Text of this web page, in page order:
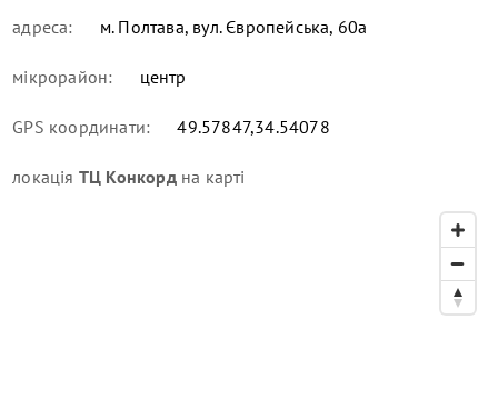
адреса: м. Полтава, вул. Європейська, 60а
мікрорайон: центр
GPS координати: 49.57847,34.54078
локація ТЦ Конкордна карті